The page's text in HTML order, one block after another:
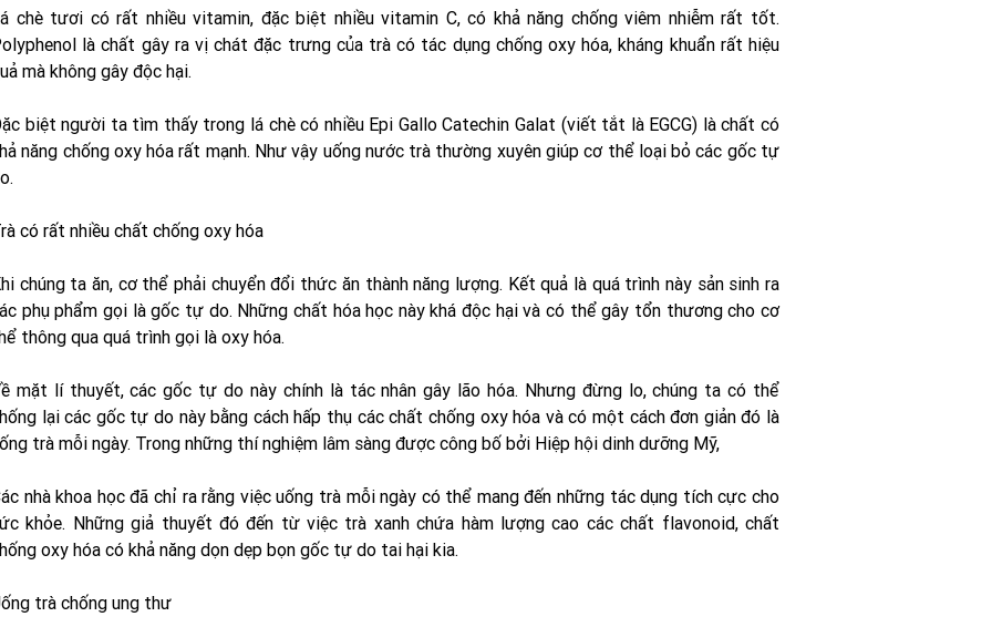
chè tươi có rất nhiều vitamin, đặc biệt nhiều vitamin C, có khả năng chống viêm nhiễm rất tốt.
là chất gây ra vị chát đặc trưng của trà có tác dụng chống oxy hóa, kháng khuẩn rất hiệu
mà không gây độc hại.
biệt người ta tìm thấy trong lá chè có nhiều Epi Gallo Catechin Galat (viết tắt là EGCG) là chất có
năng chống oxy hóa rất mạnh. Như vậy uống nước trà thường xuyên giúp cơ thể loại bỏ các gốc tự
có rất nhiều chất chống oxy hóa
chúng ta ăn, cơ thể phải chuyển đổi thức ăn thành năng lượng. Kết quả là quá trình này sản sinh ra
phụ phẩm gọi là gốc tự do. Những chất hóa học này khá độc hại và có thể gây tổn thương cho cơ
thông qua quá trình gọi là oxy hóa.
mặt lí thuyết, các gốc tự do này chính là tác nhân gây lão hóa. Nhưng đừng lo, chúng ta có thể
lại các gốc tự do này bằng cách hấp thụ các chất chống oxy hóa và có một cách đơn giản đó là
trà mỗi ngày. Trong những thí nghiệm lâm sàng được công bố bởi Hiệp hội dinh dưỡng Mỹ,
nhà khoa học đã chỉ ra rằng việc uống trà mỗi ngày có thể mang đến những tác dụng tích cực cho
khỏe. Những giả thuyết đó đến từ việc trà xanh chứa hàm lượng cao các chất flavonoid, chất
oxy hóa có khả năng dọn dẹp bọn gốc tự do tai hại kia.
trà chống ung thư